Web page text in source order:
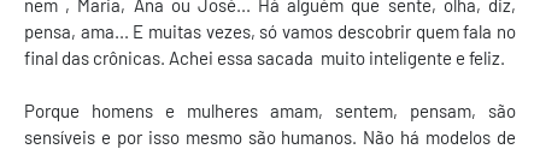
nem , Maria, Ana ou José... Há alguém que sente, olha, diz,
pensa, ama... E muitas vezes, só vamos descobrir quem fala no
final das crônicas. Achei essa sacada muito inteligente e feliz.
Porque homens e mulheres amam, sentem, pensam, são
sensíveis e por isso mesmo são humanos. Não há modelos de